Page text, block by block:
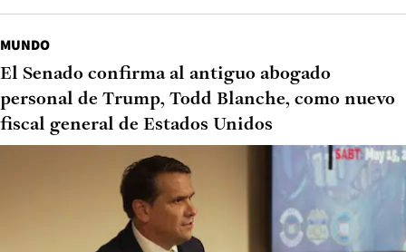
MUNDO
El Senado confirma al antiguo abogado
personal de Trump, Todd Blanche, como nuevo
fiscal general de Estados Unidos